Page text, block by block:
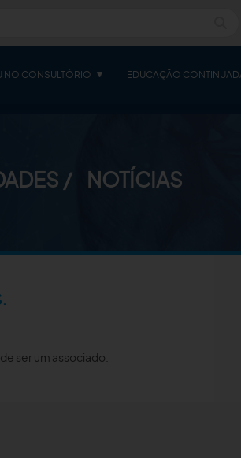
NO CONSULTÓRIO EDUCAÇÃO
NOTÍCIAS
ser um associado.